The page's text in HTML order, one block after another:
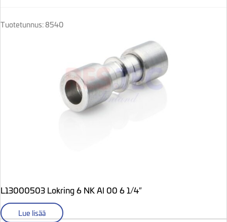
Tuotetunnus: 8540
L13000503 Lokring 6 NK Al 00 6 1/4″
Lue lisää